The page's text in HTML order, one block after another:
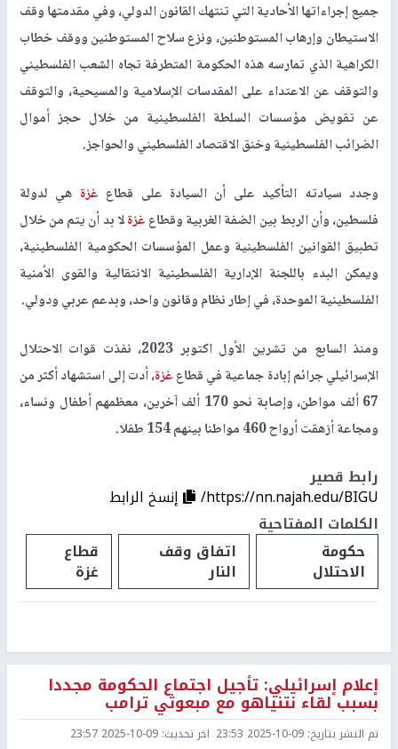
جميع إجراءاتها الأحادية التي تنتهك القانون الدولي، وفي مقدمتها وقف
الاستيطان وإرهاب المستوطنين، ونزع سلاح المستوطنين ووقف خطاب
الكراهية الذي تمارسه هذه الحكومة المتطرفة تجاه الشعب الفلسطيني
والتوقف عن الاعتداء على المقدسات الإسلامية والمسيحية، والتوقف
عن تقويض مؤسسات السلطة الفلسطينية من خلال حجز أموال
الضرائب الفلسطينية وخنق الاقتصاد الفلسطيني والحواجز.
وجدد سيادته التأكيد على أن السيادة على قطاع غزة هي لدولة
فلسطين، وأن الربط بين الضفة الغربية وقطاعغزةلا بد أن يتم من خلال
تطبيق القوانين الفلسطينية وعمل المؤسسات الحكومية الفلسطينية،
ويمكن البدء باللجنة الإدارية الفلسطينية الانتقالية والقوى الأمنية
الفلسطينية الموحدة، في إطار نظام وقانون واحد، وبدعم عربي ودولي.
ومنذ السابع من تشرين الأول اكتوبر 2023، نفذت قوات الاحتلال
الإسرائيلي جرائم إبادة جماعية في قطاعغزة، أدت إلى استشهاد أكثر من
67 ألف مواطن، وإصابة نحو 170 ألف آخرين، معظمهم أطفال ونساء،
ومجاعة أزهقت أرواح 460 مواطنا بينهم 154 طفلا.
رابط قصير
https://nn.najah.edu/BIGU/
إنسخ الرابط
الكلمات المفتاحية
حكومة
الاحتلال
اتفاق وقف
النار
قطاع
غزة
إعلام إسرائيلي: تأجيل اجتماع الحكومة مجددا
بسبب لقاء نتنياهو مع مبعوثي ترامب
تم النشر بتاريخ: 2025-10-09 23:53 اخر تحديث: 2025-10-09 23:57